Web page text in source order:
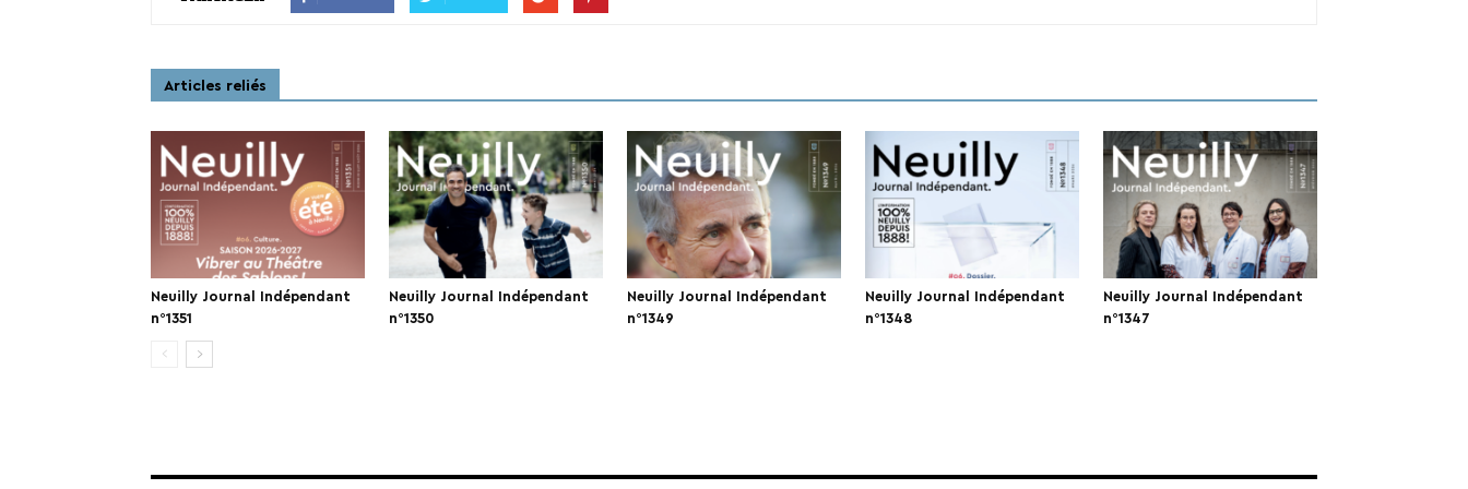
Articles reliés
Neuilly Journal Indépendant
n°1351
Neuilly Journal Indépendant
n°1350
Neuilly Journal Indépendant
n°1349
Neuilly Journal Indépendant
n°1348
Neuilly Journal Indépendant
n°1347